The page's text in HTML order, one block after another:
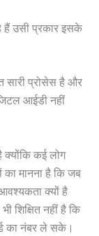
उसी प्रकार इसके
सारी प्रोसेस है और
आईडी नहीं
क्योंकि कई लोग
का मानना है कि जब
क्यों है
शिक्षित नहीं है कि
का नंबर ले सके।